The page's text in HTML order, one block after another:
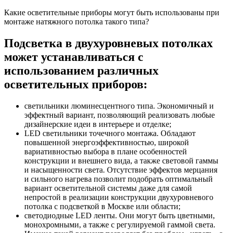
Какие осветительные приборы могут быть использованы при
монтаже натяжного потолка такого типа?
Подсветка в двухуровневых потолках
может устанавливаться с
использованием различных
осветительных приборов:
светильники люминесцентного типа. Экономичный и
эффектный вариант, позволяющий реализовать любые
дизайнерские идеи в интерьере и отделке;
LED светильники точечного монтажа. Обладают
повышенной энергоэффективностью, широкой
вариативностью выбора в плане особенностей
конструкции и внешнего вида, а также световой гаммы
и насыщенности света. Отсутствие эффектов мерцания
и сильного нагрева позволит подобрать оптимальный
вариант осветительной системы даже для самой
непростой в реализации конструкции двухуровневого
потолка с подсветкой в Москве или области;
светодиодные LED ленты. Они могут быть цветными,
монохромными, а также с регулируемой гаммой света.